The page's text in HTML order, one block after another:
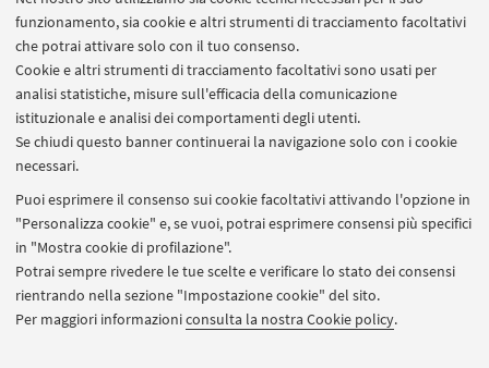
funzionamento, sia cookie e altri strumenti di tracciamento facoltativi
che potrai attivare solo con il tuo consenso.
Cookie e altri strumenti di tracciamento facoltativi sono usati per
analisi statistiche, misure sull'efficacia della comunicazione
istituzionale e analisi dei comportamenti degli utenti.
Se chiudi questo banner continuerai la navigazione solo con i cookie
necessari.
Puoi esprimere il consenso sui cookie facoltativi attivando l'opzione in
"Personalizza cookie" e, se vuoi, potrai esprimere consensi più specifici
in "Mostra cookie di profilazione".
Potrai sempre rivedere le tue scelte e verificare lo stato dei consensi
rientrando nella sezione "Impostazione cookie" del sito.
Per maggiori informazioniconsulta la nostra Cookie policy.
21
Presentazione del corso di Laurea in
Statistica, finanza e assicurazioni
Rimini Online Chi ha o avrà un diploma